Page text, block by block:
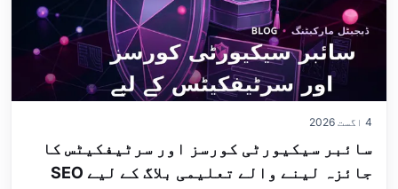
4 اگست 2026
سائبر سیکیورٹی کورسز اور سرٹیفکیٹس کا
جائزہ لینے والے تعلیمی بلاگ کے لیے SEO